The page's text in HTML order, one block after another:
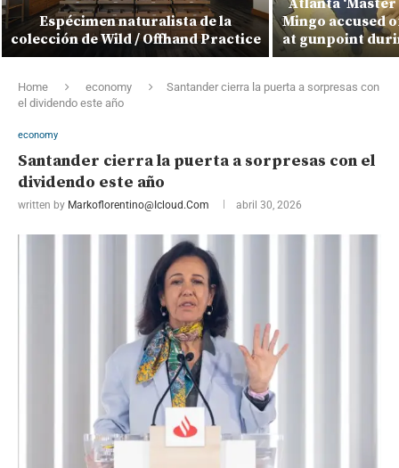
Espécimen naturalista de la
colección de Wild / Offhand Practice
Mingo accused
at gunpoint
Home economy
Santander cierra la puerta a sorpresas con
el dividendo este año
economy
Santander cierra la puerta a sorpresas con el
dividendo este año
written by Markoflorentino@icloud.com abril 30, 2026